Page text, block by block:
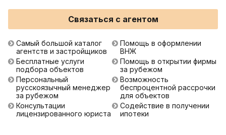
Связаться с агентом
Самый большой каталог
агентств и застройщиков
Бесплатные услуги
подбора объектов
Персональный
русскоязычный менеджер
за рубежом
Консультации
лицензированного юриста
Помощь в оформлении
ВНЖ
Помощь в открытии фирмы
за рубежом
Возможность
беспроцентной рассрочки
для объектов
Содействие в получении
ипотеки